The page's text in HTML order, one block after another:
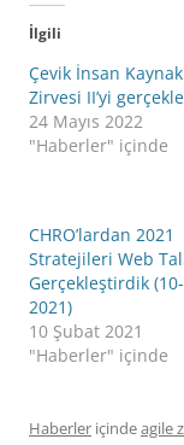
İlgili
Çevik İnsan
Zirvesi II’yi
24 Mayıs 2022
"Haberler" içinde
CHRO’lardan 2021
Stratejileri Web
Gerçekleştirdik
2021)
10 Şubat 2021
"Haberler" içinde
Haberler içindeagile